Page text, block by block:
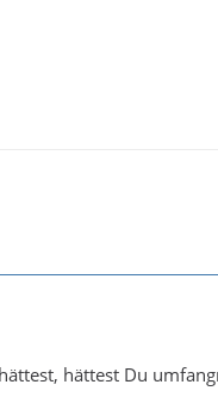
hättest Du